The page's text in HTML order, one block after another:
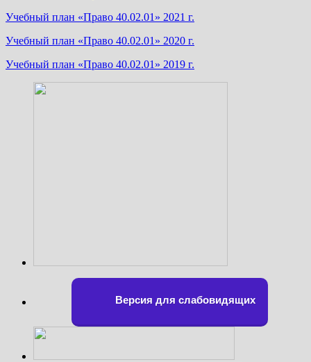
Учебный план «Право 40.02.01» 2021 г.
Учебный план «Право 40.02.01» 2020 г.
Учебный план «Право 40.02.01» 2019 г.
Версия для слабовидящих